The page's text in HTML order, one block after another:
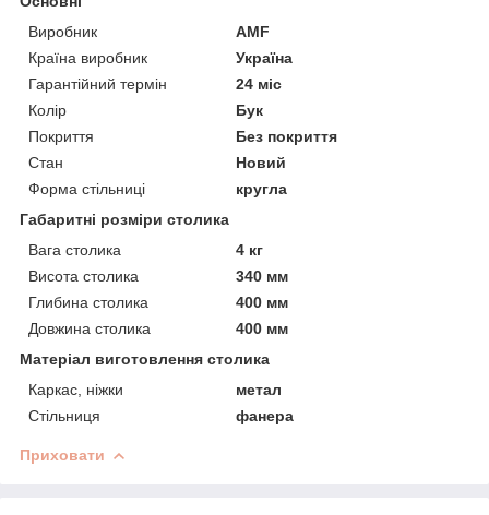
Виробник
AMF
Країна виробник
Україна
Гарантійний термін
24 міс
Колір
Бук
Покриття
Без покриття
Стан
Новий
Форма стільниці
кругла
Габаритні розміри столика
Вага столика
4 кг
Висота столика
340 мм
Глибина столика
400 мм
Довжина столика
400 мм
Матеріал виготовлення столика
Каркас, ніжки
метал
Стільниця
фанера
Приховати